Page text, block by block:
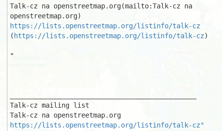
Talk-cz na openstreetmap.org(mailto:Talk-cz na
https://lists.openstreetmap.org/listinfo/talk-cz
( https://lists.openstreetmap.org/listinfo/talk-cz)
"
Talk-cz mailing list
https://lists.openstreetmap.org/listinfo/talk-cz"